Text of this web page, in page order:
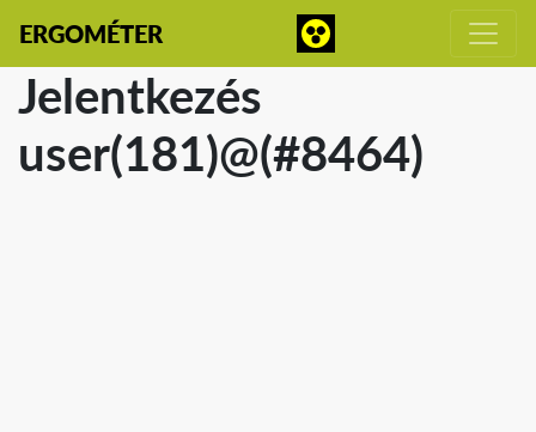
ERGOMÉTER
Jelentkezés
user(181)@(#8464)